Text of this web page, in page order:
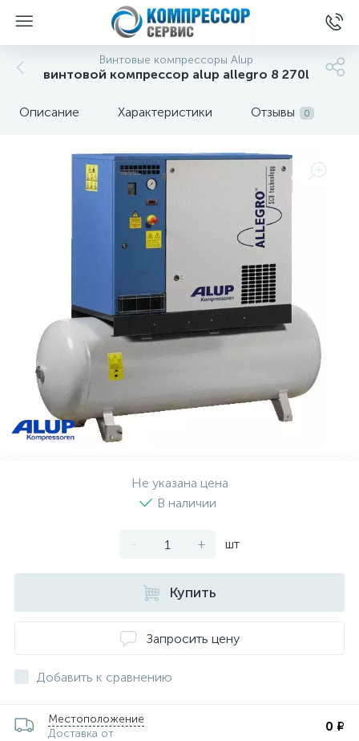
Винтовые компрессоры Alup
винтовой компрессор alup allegro 8 270l
Описание Характеристики Отзывы 0
Не указана цена
В наличии
- + шт
Купить
Запросить цену
Добавить к сравнению
Местоположение
Доставка от
0 ₽